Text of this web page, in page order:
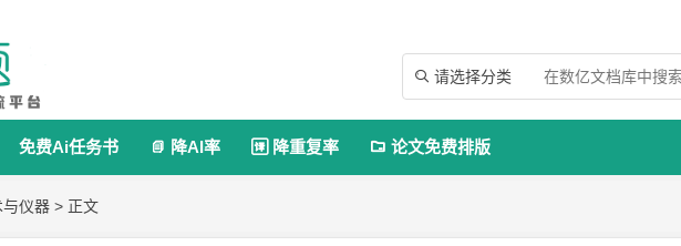
 请选择分类
免费Ai任务书  降AI率  降重复率  论文免费排版
与仪器 > 正文